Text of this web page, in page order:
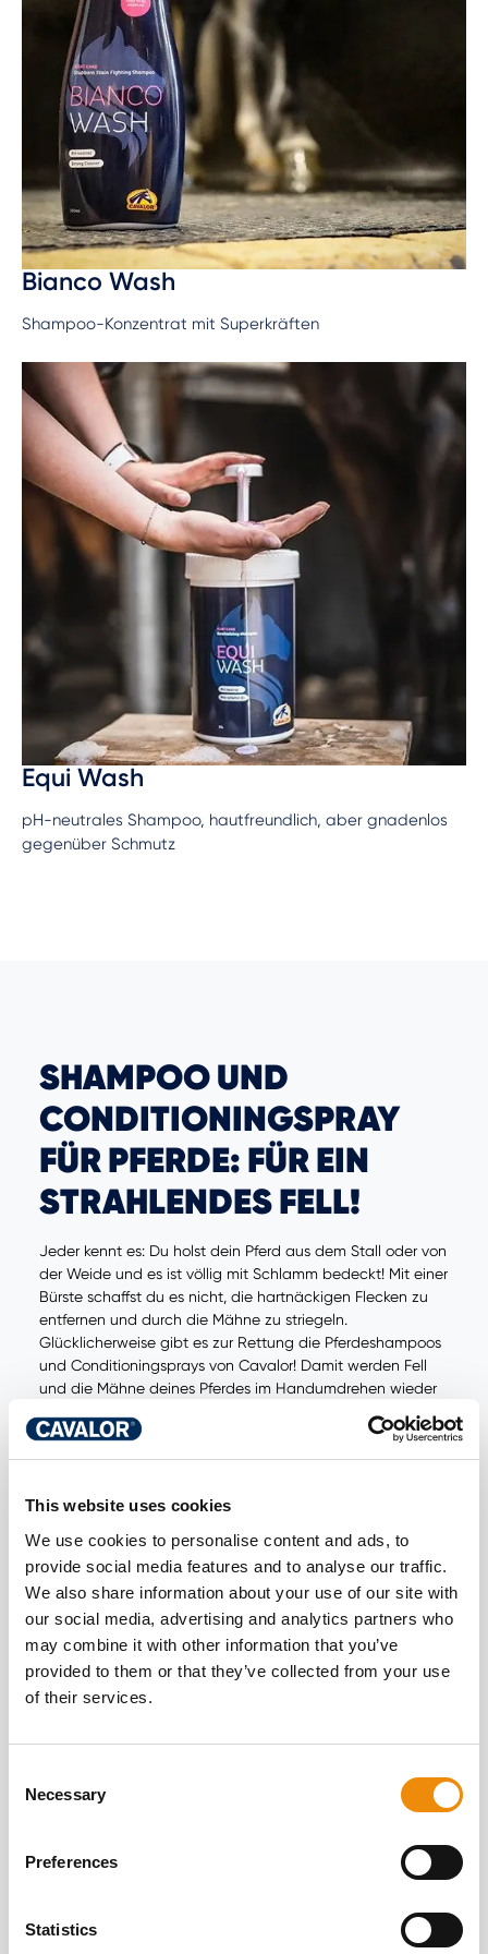
This website uses cookies
We use cookies to personalise content and ads, to
provide social media features and to analyse our traffic.
We also share information about your use of our site with
our social media, advertising and analytics partners who
may combine it with other information that you’ve
provided to them or that they’ve collected from your use
of their services.
Selection
Necessary
Preferences
Statistics
Bianco Wash
Shampoo-Konzentrat mit Superkräften
Equi Wash
pH-neutrales Shampoo, hautfreundlich, aber gnadenlos
gegenüber Schmutz
SHAMPOO UND
CONDITIONINGSPRAY
FÜR PFERDE: FÜR EIN
STRAHLENDES FELL!
Jeder kennt es: Du holst dein Pferd aus dem Stall oder von
der Weide und es ist völlig mit Schlamm bedeckt! Mit einer
Bürste schaffst du es nicht, die hartnäckigen Flecken zu
entfernen und durch die Mähne zu striegeln.
Glücklicherweise gibt es zur Rettung die Pferdeshampoos
und Conditioningsprays von Cavalor! Damit werden Fell
und die Mähne deines Pferdes im Handumdrehen wieder
PFERDESHAMPOO
Cavalor bietet verschiedene Pferdeshampoos, mit denen
du das Fell deines Pferdes pflegen und reinigen kannst.
Eines haben sie alle gemeinsam: Sie sind völlig pH-neutral,
was sie freundlich und feuchtigkeitsspendend für das Fell
und die Haut deines Pferdes macht. Daher sind die
Pferdeshampoos von Cavalor für den häufigen Gebrauch
geeignet.
: Tiefenreinigendes Shampoo, perfekt
für hartnäckige Flecken und weißes Fell.
natürlichen Abwehrkräfte der Haut und sorgt für eine
Für die wirklich hartnäckigen Flecken, die sofort
Cavalor Bianco